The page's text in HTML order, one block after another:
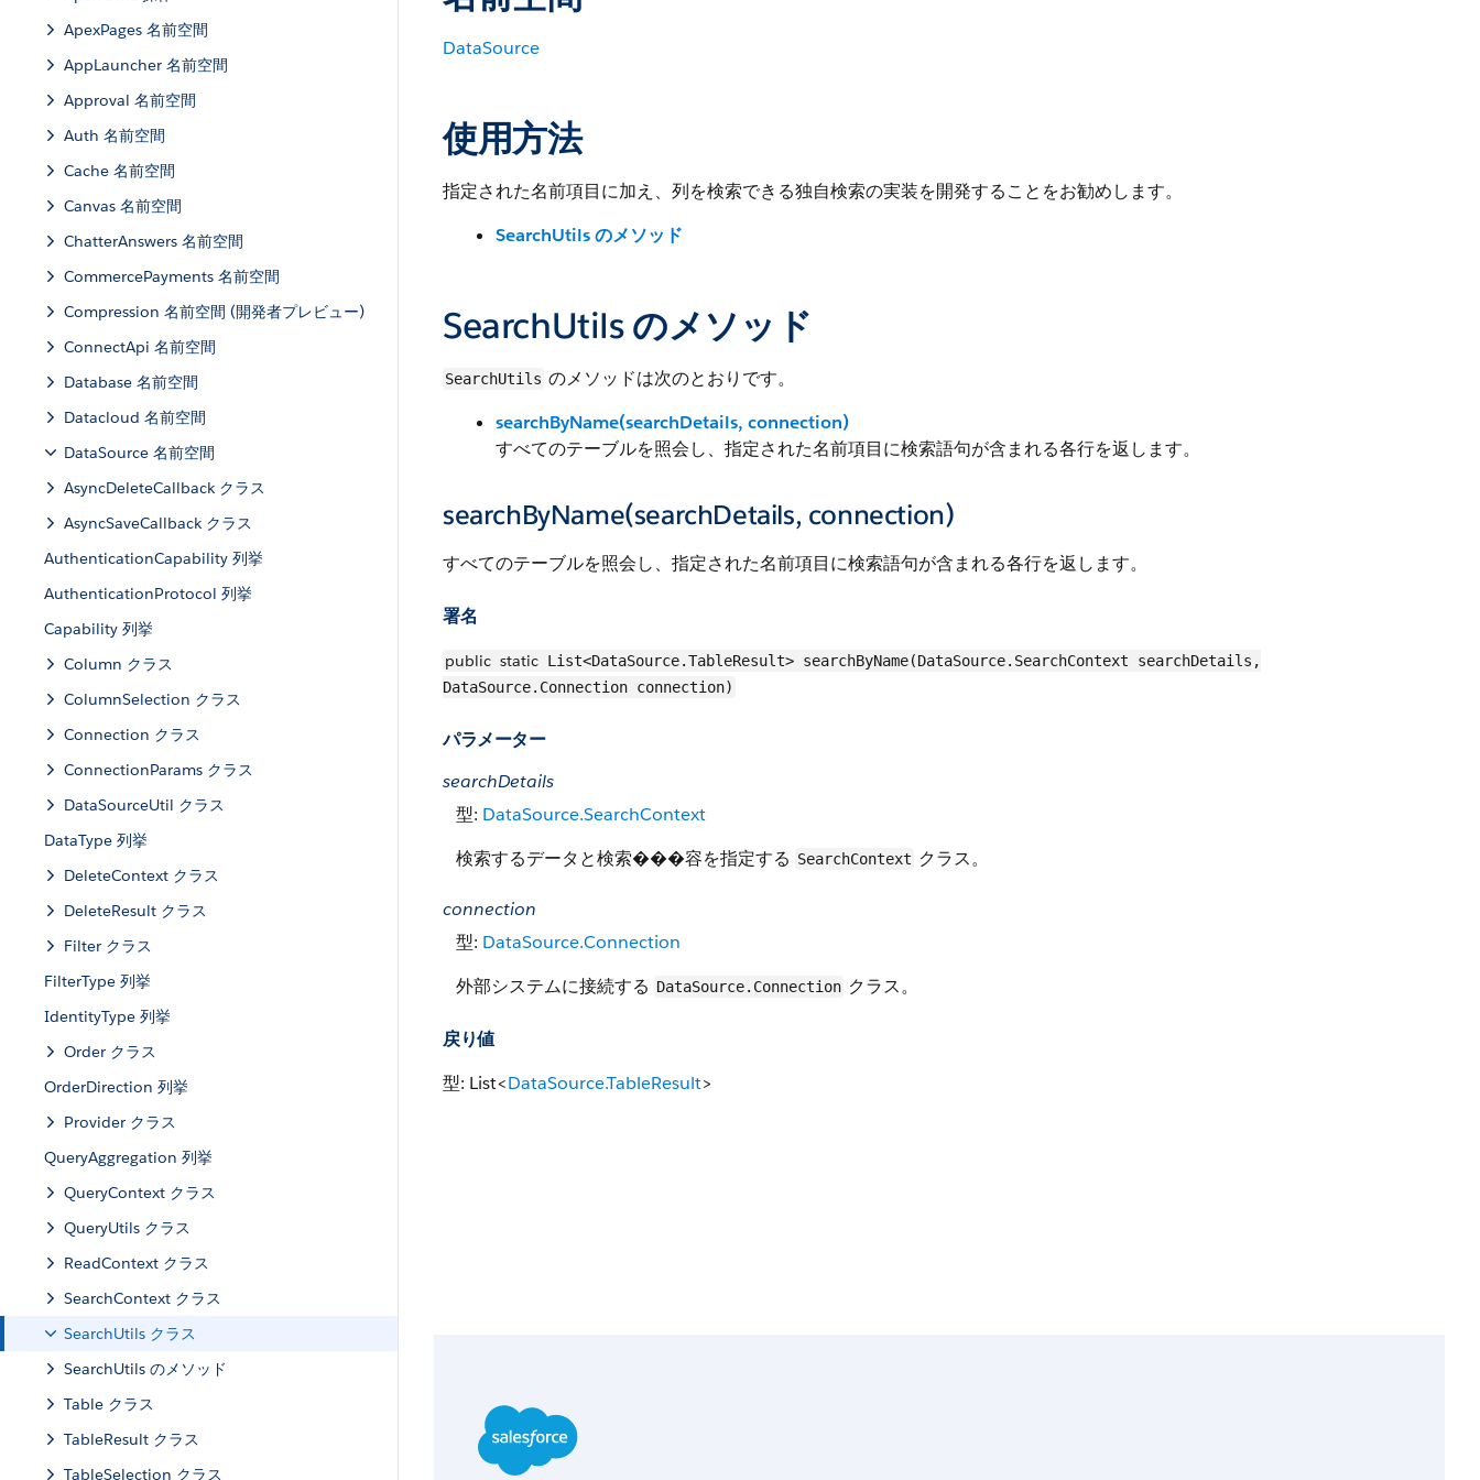
ApexPages 名前空間
AppLauncher 名前空間
Approval 名前空間
Auth 名前空間
Cache 名前空間
Canvas 名前空間
ChatterAnswers 名前空間
CommercePayments 名前空間
Compression 名前空間 (開発者プレビュー)
ConnectApi 名前空間
Database 名前空間
Datacloud 名前空間
DataSource 名前空間
AsyncDeleteCallback クラス
AsyncSaveCallback クラス
AuthenticationCapability 列挙
AuthenticationProtocol 列挙
Capability 列挙
Column クラス
ColumnSelection クラス
Connection クラス
ConnectionParams クラス
DataSourceUtil クラス
DataType 列挙
DeleteContext クラス
DeleteResult クラス
Filter クラス
FilterType 列挙
IdentityType 列挙
Order クラス
OrderDirection 列挙
Provider クラス
QueryAggregation 列挙
QueryContext クラス
QueryUtils クラス
ReadContext クラス
SearchContext クラス
SearchUtils クラス
SearchUtils のメソッド
Table クラス
TableResult クラス
TableSelection クラス
DataSource
使用方法
指定された名前項目に加え、列を検索できる独自検索の実装を開発することをお勧めします。
SearchUtils のメソッド
SearchUtils のメソッド
SearchUtils のメソッドは次のとおりです。
searchByName(searchDetails, connection)
すべてのテーブルを照会し、指定された名前項目に検索語句が含まれる各行を返します。
searchByName(searchDetails, connection)
すべてのテーブルを照会し、指定された名前項目に検索語句が含まれる各行を返します。
署名
public static List<DataSource.TableResult> searchByName(DataSource.SearchContext searchDetails,
DataSource.Connection connection)
パラメーター
searchDetails
型: DataSource.SearchContext
検索するデータと検索���容を指定する SearchContext クラス。
connection
型: DataSource.Connection
外部システムに接続する DataSource.Connection クラス。
戻り値
型: List<DataSource.TableResult>